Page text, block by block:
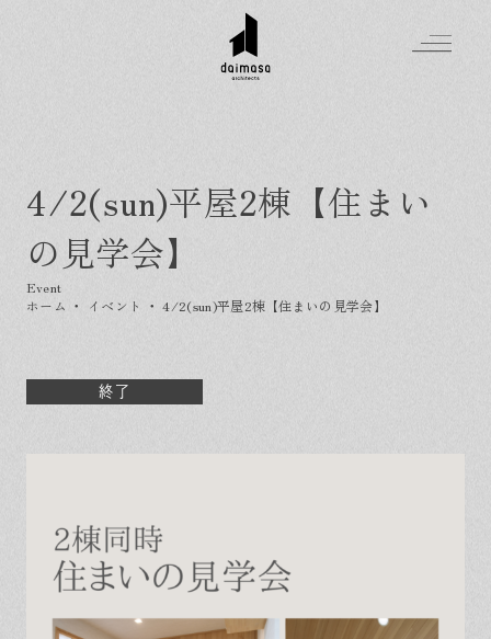
4/2(sun)平屋2棟【住まい
の見学会】
ホーム ・ イベント ・4/2(sun)平屋2棟【住まいの見学会】
終了
Greeting
はじめましての方へ
Made in DAIMASA
私たちの想い
素材のこだわり
家づくりの流れ
ヒノキプロジェクト
For customer
スタイル集
お客様の声
木材辞典
お知らせ
Company